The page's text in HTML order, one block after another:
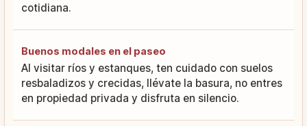
cotidiana.
Buenos modales en el paseo
Al visitar ríos y estanques, ten cuidado con suelos
resbaladizos y crecidas, llévate la basura, no entres
en propiedad privada y disfruta en silencio.